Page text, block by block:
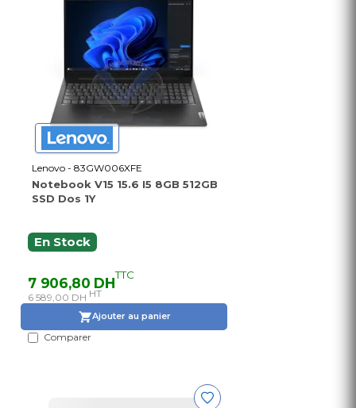
Lenovo - 83GW006XFE
Notebook V15 15.6 I5 8GB 512GB
SSD Dos 1Y
En Stock
7 906,80 DHTTC
6 589,00 DH HT
Ajouter au panier
Comparer